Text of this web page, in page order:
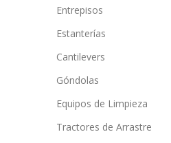
Entrepisos
Estanterías
Cantilevers
Góndolas
Equipos de Limpieza
Tractores de Arrastre